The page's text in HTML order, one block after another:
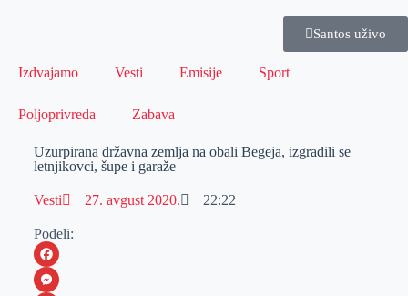
Santos uživo
Izdvajamo Vesti Emisije Sport
Poljoprivreda Zabava
Uzurpirana državna zemlja na obali Begeja, izgradili se
letnjikovci, šupe i garaže
Vesti 27. avgust 2020. 22:22
Podeli:
F